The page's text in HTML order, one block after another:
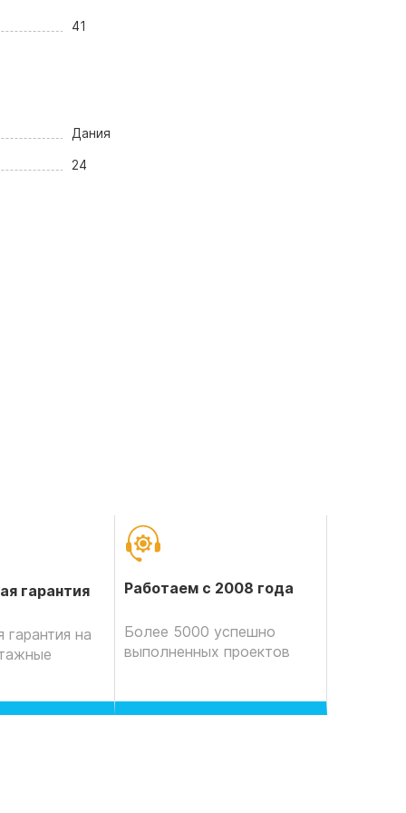
41
Дания
24
гарантия
гарантия на
Работаем с 2008 года
Более 5000 успешно
выполненных проектов